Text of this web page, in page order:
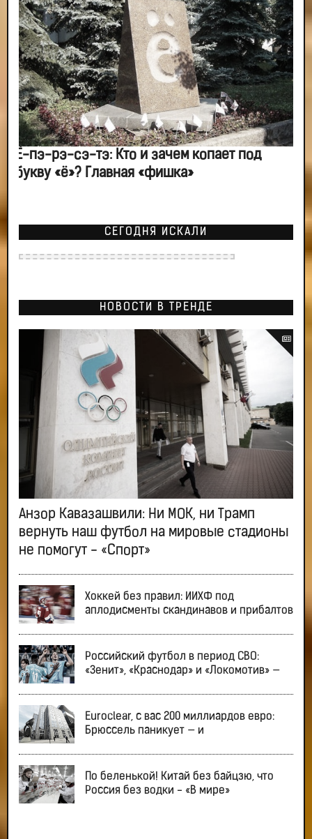
Ё-пэ-рэ-сэ-тэ: Кто и зачем копает под
букву «ё»? Главная «фишка»
СЕГОДНЯ ИСКАЛИ
НОВОСТИ В ТРЕНДЕ
Анзор Кавазашвили: Ни МОК, ни Трамп
вернуть наш футбол на мировые стадионы
не помогут - «Спорт»
Хоккей без правил: ИИХФ под
аплодисменты скандинавов и прибалтов
Российский футбол в период СВО:
«Зенит», «Краснодар» и «Локомотив» —
Euroclear, с вас 200 миллиардов евро:
Брюссель паникует — и
По беленькой! Китай без байцзю, что
Россия без водки - «В мире»